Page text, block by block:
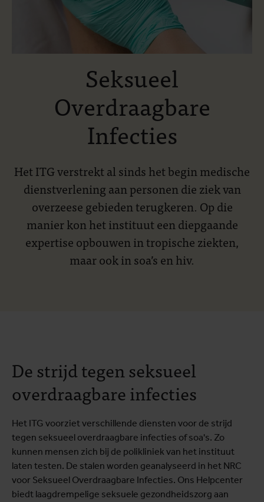
Seksueel
Overdraagbare
Infecties
Het ITG verstrekt al sinds het begin medische
dienstverlening aan personen die ziek van
overzeese gebieden terugkeren. Op die
manier kon het instituut een diepgaande
expertise opbouwen in tropische ziekten,
maar ook in soa’s en hiv.
De strijd tegen seksueel
overdraagbare infecties
Het ITG voorziet verschillende diensten voor de strijd
tegen seksueel overdraagbare infecties of soa's. Zo
kunnen mensen zich bij de polikliniek van het instituut
laten testen. De stalen worden geanalyseerd in het NRC
voor Seksueel Overdraagbare Infecties. Ons Helpcenter
biedt laagdrempelige seksuele gezondheidszorg aan